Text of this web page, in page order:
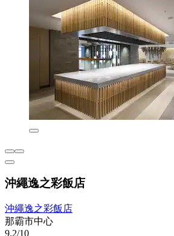
沖繩逸之彩飯店
沖繩逸之彩飯店
那霸市中心
9.2/10